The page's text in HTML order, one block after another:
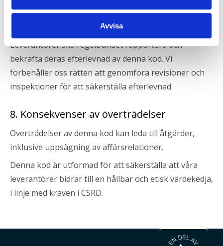
Avvisa
7. Rapportering och övervakning
Leverantörer ska regelbundet rapportera och
bekräfta deras efterlevnad av denna kod. Vi
förbehåller oss rätten att genomföra revisioner och
inspektioner för att säkerställa efterlevnad.
8. Konsekvenser av överträdelser
Överträdelser av denna kod kan leda till åtgärder,
inklusive uppsägning av affärsrelationer.
Denna kod är utformad för att säkerställa att våra
leverantörer bidrar till en hållbar och etisk värdekedja,
i linje med kraven i CSRD.